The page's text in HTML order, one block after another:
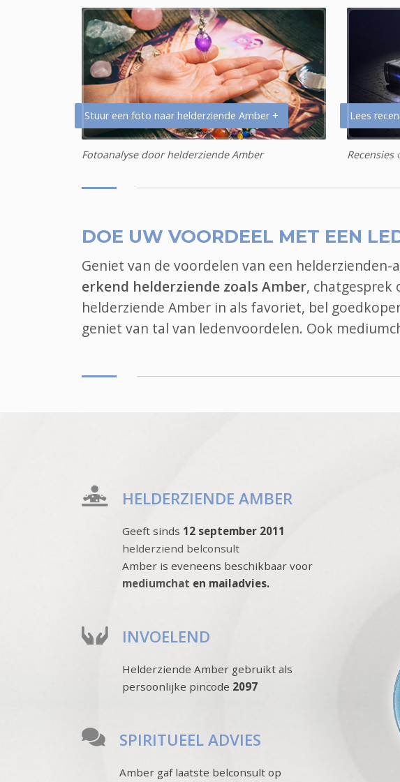
Stuur een foto naar helderziende Amber +
Fotoanalyse door helderziende Amber
Lees
Recensies
DOE UW VOORDEEL MET EEN
Geniet van de voordelen van een helderzienden-
erkend helderziende zoals Amber, chatgesprek
helderziende Amber in als favoriet, bel
geniet van tal van ledenvoordelen. Ook
HELDERZIENDE AMBER
Geeft sinds 12 september 2011
helderziend belconsult
Amber is eveneens beschikbaar voor
mediumchat en mailadvies.
INVOELEND
Helderziende Amber gebruikt als
persoonlijke pincode 2097
SPIRITUEEL ADVIES
Amber gaf laatste belconsult op